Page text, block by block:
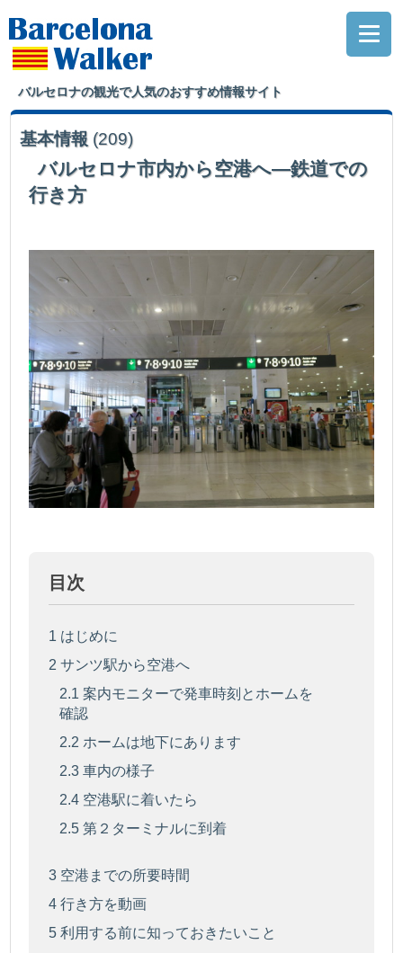
バルセロナの観光で人気のおすすめ情報サイト
基本情報 (209)
バルセロナ市内から空港へ―鉄道での
行き方
目次
1 はじめに
2 サンツ駅から空港へ
2.1 案内モニターで発車時刻とホームを
確認
2.2 ホームは地下にあります
2.3 車内の様子
2.4 空港駅に着いたら
2.5 第２ターミナルに到着
3 空港までの所要時間
4 行き方を動画
5 利用する前に知っておきたいこと